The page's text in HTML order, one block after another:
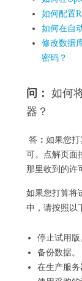
如何配置
如何在自
修改数据
密码？
问： 如何
器？
答： 如果您
可。
点解页面
那里收到的许
如果您打算将
中，请按照以
停止试用版
备份数据。
在生产服务